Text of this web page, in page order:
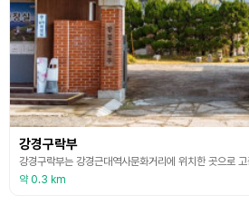
강경구락부
약 0.3 km